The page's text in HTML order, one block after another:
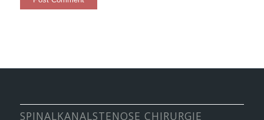
SPINALKANALSTENOSE CHIRURGIE